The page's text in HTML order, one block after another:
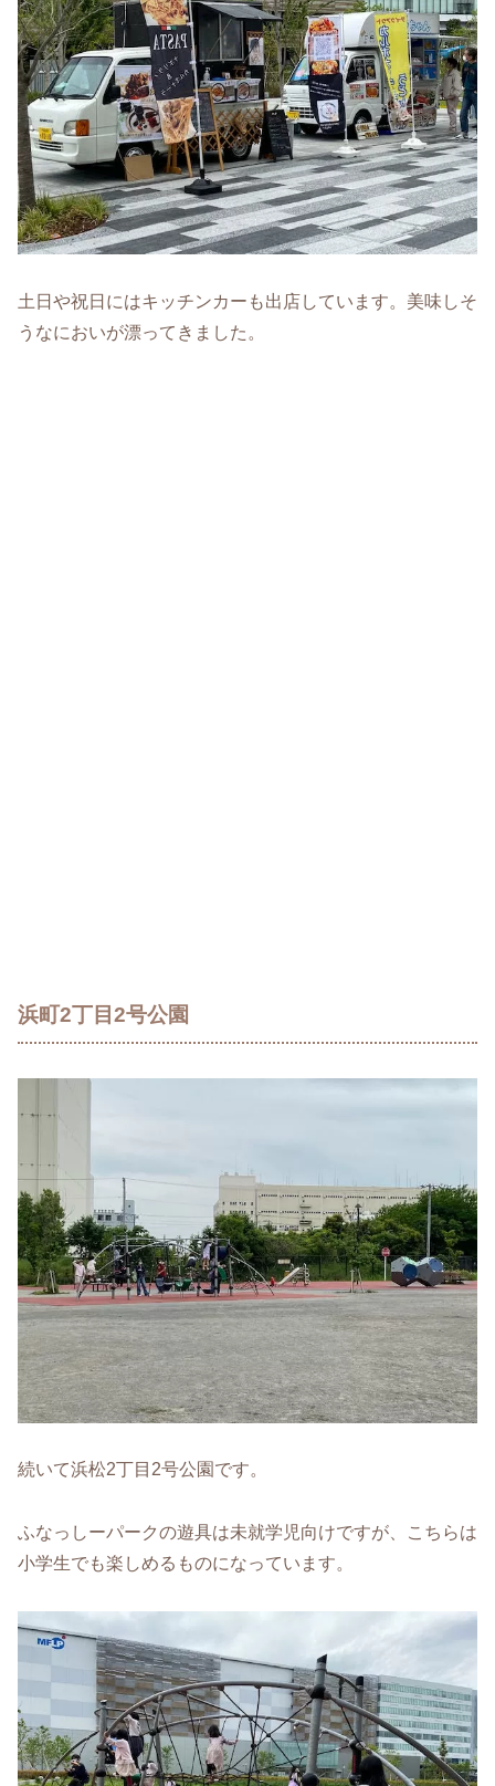
土日や祝日にはキッチンカーも出店しています。美味しそ
うなにおいが漂ってきました。
浜町2丁目2号公園
続いて浜松2丁目2号公園です。
ふなっしーパークの遊具は未就学児向けですが、こちらは
小学生でも楽しめるものになっています。